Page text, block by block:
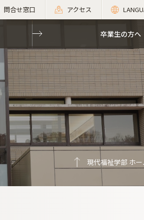
問合せ窓口 アクセス
卒業生の方へ
現代福祉学部 ホー